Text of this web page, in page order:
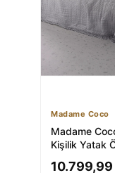
Madame Coco
Madame
Kişilik Yatak
10.799,99